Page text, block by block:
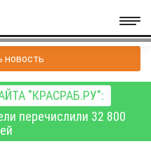
новость
"КРАСРАБ.РУ":
перечислили 32 800